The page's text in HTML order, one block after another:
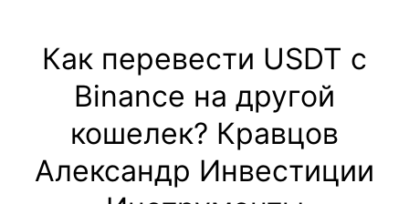
Как перевести USDT с
Binance на другой
кошелек? Кравцов
Александр Инвестиции